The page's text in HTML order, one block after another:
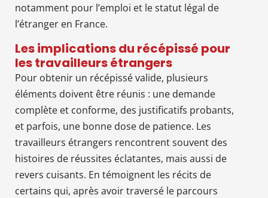
notamment pour l’emploi et le statut légal de
l’étranger en France.
Les implications du récépissé pour
les travailleurs étrangers
Pour obtenir un récépissé valide, plusieurs
éléments doivent être réunis : une demande
complète et conforme, des justificatifs probants,
et parfois, une bonne dose de patience. Les
travailleurs étrangers rencontrent souvent des
histoires de réussites éclatantes, mais aussi de
revers cuisants. En témoignent les récits de
certains qui, après avoir traversé le parcours